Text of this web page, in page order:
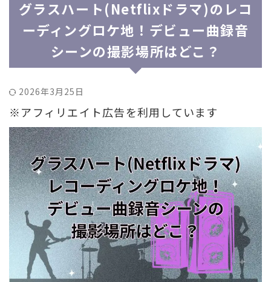
グラスハート(Netflixドラマ)のレコ
ーディングロケ地！デビュー曲録音
シーンの撮影場所はどこ？
2026年3月25日
※アフィリエイト広告を利用しています